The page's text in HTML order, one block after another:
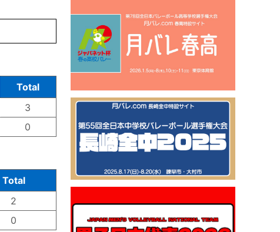
Total
3
0
Total
2
0